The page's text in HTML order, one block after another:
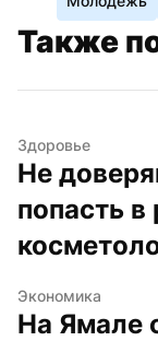
Также
Здоровье
Не
попасть в
Экономика
На Ямале